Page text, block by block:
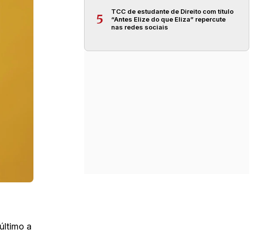
a
5
TCC de estudante de Direito com título
“Antes Elize do que Eliza” repercute
nas redes sociais